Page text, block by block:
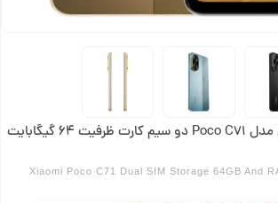
گوشی موبایل شیائومی مدل Poco C71 دو سیم کارت ظرفیت 64 گیگابایت
Xiaomi Poco C71 Dual SIM Storage 64GB And